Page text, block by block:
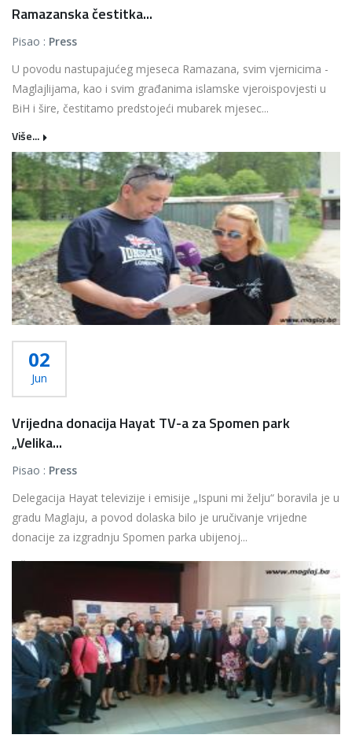
Ramazanska čestitka...
Pisao : Press
U povodu nastupajućeg mjeseca Ramazana, svim vjernicima -
Maglajlijama, kao i svim građanima islamske vjeroispovjesti u
BiH i šire, čestitamo predstojeći mubarek mjesec...
Više...
02
Jun
Vrijedna donacija Hayat TV-a za Spomen park
„Velika...
Pisao : Press
Delegacija Hayat televizije i emisije „Ispuni mi želju“ boravila je u
gradu Maglaju, a povod dolaska bilo je uručivanje vrijedne
donacije za izgradnju Spomen parka ubijenoj...
Više...